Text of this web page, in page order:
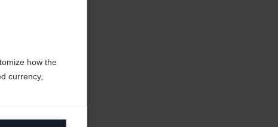
how the
currency,